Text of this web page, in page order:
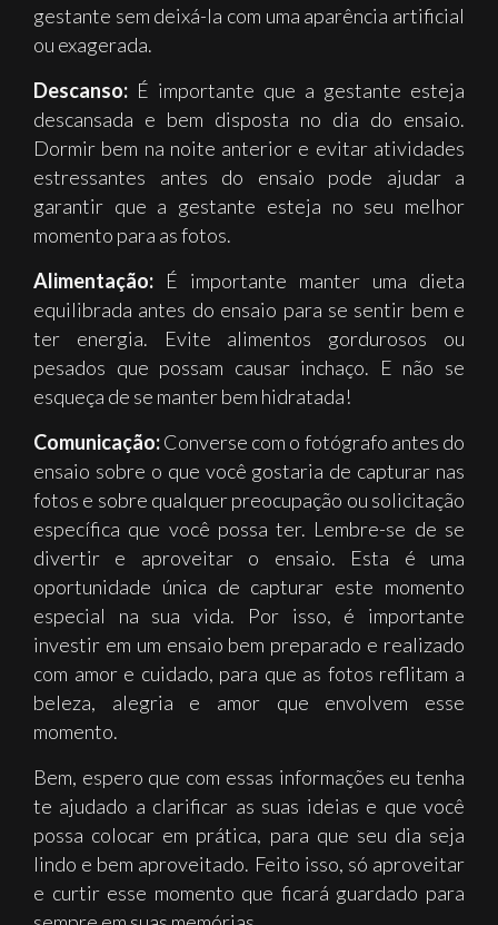
gestante sem deixá-la com uma aparência artificial
ou exagerada.
Descanso: É importante que a gestante esteja
descansada e bem disposta no dia do ensaio.
Dormir bem na noite anterior e evitar atividades
estressantes antes do ensaio pode ajudar a
garantir que a gestante esteja no seu melhor
momento para as fotos.
Alimentação: É importante manter uma dieta
equilibrada antes do ensaio para se sentir bem e
ter energia. Evite alimentos gordurosos ou
pesados que possam causar inchaço. E não se
esqueça de se manter bem hidratada!
Comunicação:Converse com o fotógrafo antes do
ensaio sobre o que você gostaria de capturar nas
fotos e sobre qualquer preocupação ou solicitação
específica que você possa ter. Lembre-se de se
divertir e aproveitar o ensaio. Esta é uma
oportunidade única de capturar este momento
especial na sua vida. Por isso, é importante
investir em um ensaio bem preparado e realizado
com amor e cuidado, para que as fotos reflitam a
beleza, alegria e amor que envolvem esse
momento.
Bem, espero que com essas informações eu tenha
te ajudado a clarificar as suas ideias e que você
possa colocar em prática, para que seu dia seja
lindo e bem aproveitado. Feito isso, só aproveitar
e curtir esse momento que ficará guardado para